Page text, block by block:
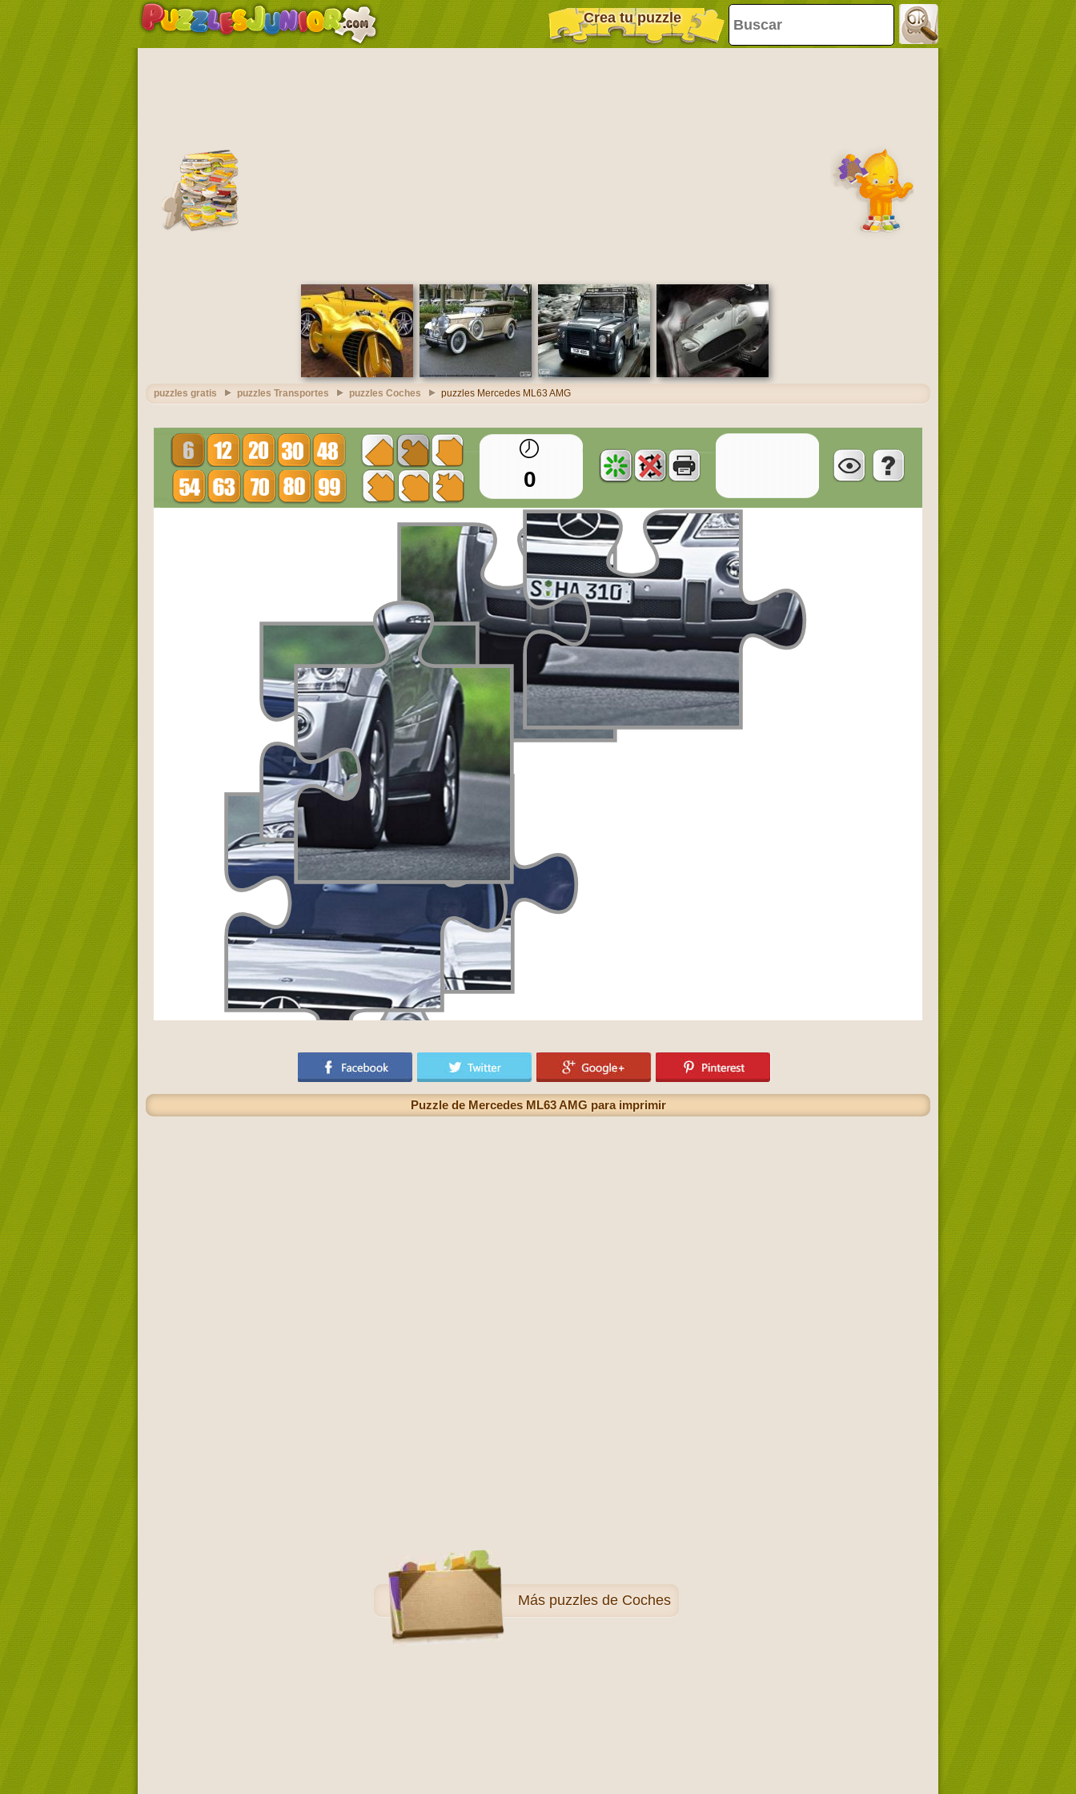
Crea tu puzzle
puzzles gratis puzzles Transportes puzzles Coches puzzles Mercedes ML63 AMG
0
Puzzle de Mercedes ML63 AMG para imprimir
Más puzzles de Coches